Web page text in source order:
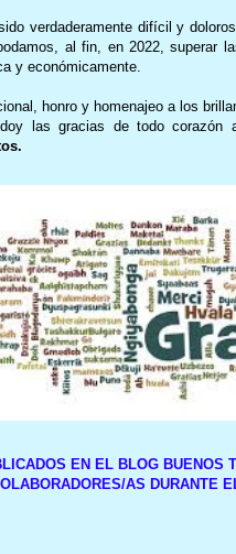
verdaderamente difícil y
al fin, en 2022, superar
y económicamente.
honro y homenajeo a los
las gracias de todo
EN EL BLOG BUENOS
AS DURANTE